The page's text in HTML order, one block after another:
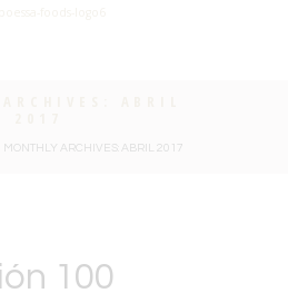
MONTHLY ARCHIVES: ABRIL 2017
100